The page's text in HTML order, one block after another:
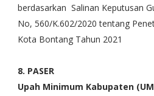
berdasarkan Salinan Keputusan
No, 560/K.602/2020 tentang
Kota Bontang Tahun 2021
8. PASER
Upah Minimum Kabupaten